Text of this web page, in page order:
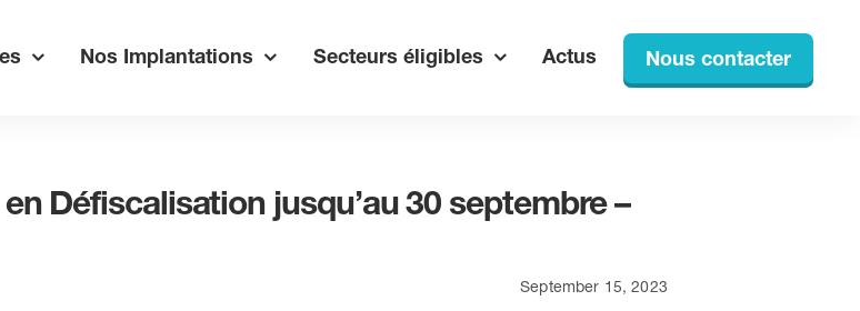
Nos Implantations Secteurs éligibles Actus Nous contacter
Défiscalisation jusqu’au 30 septembre –
September 15, 2023